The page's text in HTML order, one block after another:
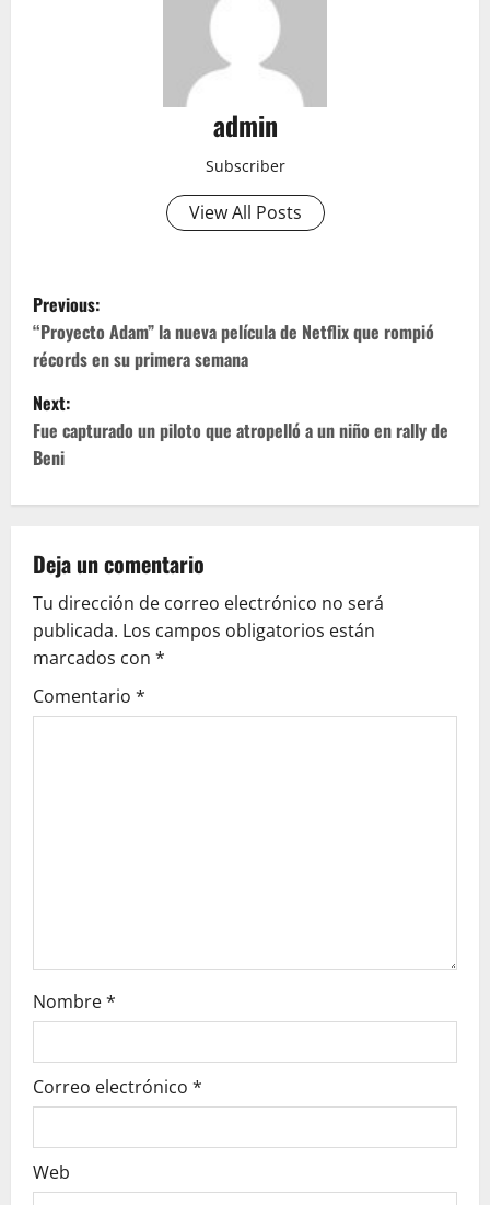
admin
Subscriber
View All Posts
P
o
s
t
n
v
i
g
a
Previous:
“Proyecto Adam” la nueva película de Netflix que rompió
récords en su primera semana
Next:
Fue capturado un piloto que atropelló a un niño en rally de
Beni
Deja un comentario
Tu dirección de correo electrónico no será
publicada. Los campos obligatorios están
marcados con *
Comentario *
Nombre*
Correo electrónico *
Web